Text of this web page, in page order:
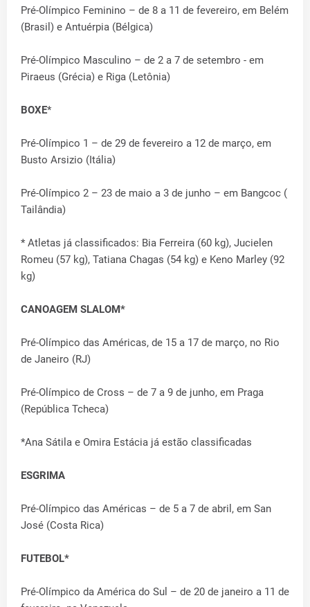
Pré-Olímpico Feminino – de 8 a 11 de fevereiro, em Belém
(Brasil) e Antuérpia (Bélgica)
Pré-Olímpico Masculino – de 2 a 7 de setembro - em
Piraeus (Grécia) e Riga (Letônia)
BOXE*
Pré-Olímpico 1 – de 29 de fevereiro a 12 de março, em
Busto Arsizio (Itália)
Pré-Olímpico 2 – 23 de maio a 3 de junho – em Bangcoc (
Tailândia)
* Atletas já classificados: Bia Ferreira (60 kg), Jucielen
Romeu (57 kg), Tatiana Chagas (54 kg) e Keno Marley (92
kg)
CANOAGEM SLALOM*
Pré-Olímpico das Américas, de 15 a 17 de março, no Rio
de Janeiro (RJ)
Pré-Olímpico de Cross – de 7 a 9 de junho, em Praga
(República Tcheca)
*Ana Sátila e Omira Estácia já estão classificadas
ESGRIMA
Pré-Olímpico das Américas – de 5 a 7 de abril, em San
José (Costa Rica)
FUTEBOL*
Pré-Olímpico da América do Sul – de 20 de janeiro a 11 de